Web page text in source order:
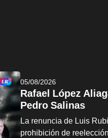
05/08/2026
Rafael López
Pedro Salinas
La renuncia de Luis
prohibición de